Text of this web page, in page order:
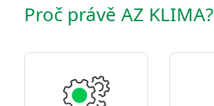
Proč právě AZ KLIMA?